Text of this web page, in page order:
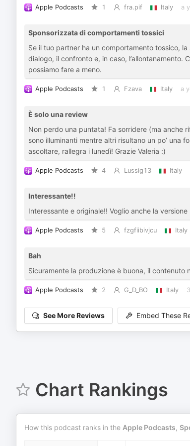
Apple Podcasts 1 fra.pif Italy a
Sponsorizzata di comportamenti tossici
Se il tuo partner ha un comportamento tossico,
dialogo, il confronto e, in caso,
possiamo fare a meno.
Apple Podcasts 1 Fzava Italy a
È solo una review
Non perdo una puntata! Fa sorridere (ma anche
sono illuminanti mentre altri risultano un po’
ascoltare, rallegra i lunedì! Grazie Valeria :)
Apple Podcasts 4 Lussig13 Italy
Interessante!!
Interessante e originale!! Voglio anche la
Apple Podcasts 5 fzgfiibivjcu Italy
Bah
Sicuramente la produzione è buona, il contenuto
Apple Podcasts 2 G_D_BO Italy
See More Reviews Embed These
Chart Rankings
How this podcast ranks in the Apple Podcasts,